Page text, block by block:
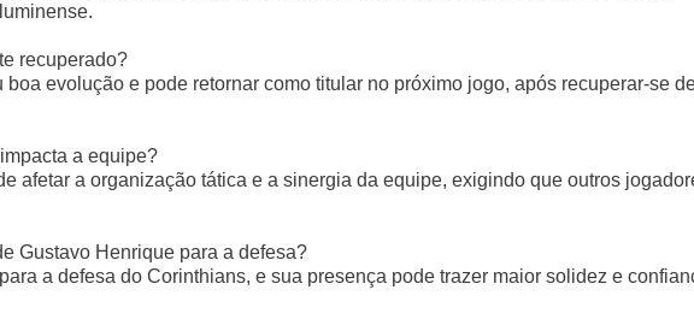
recuperado?
evolução e pode retornar como titular no próximo jogo, após recuperar-se
a equipe?
afetar a organização tática e a sinergia da equipe, exigindo que outros
Gustavo Henrique para a defesa?
a defesa do Corinthians, e sua presença pode trazer maior solidez e